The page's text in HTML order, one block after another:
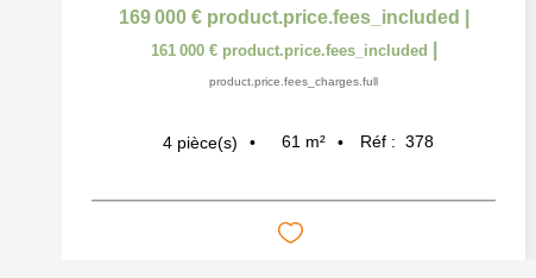
169 000 € product.price.fees_included
161 000 € product.price.fees_included
product.price.fees_charges.full
4 pièce(s) 61 m² Réf : 378